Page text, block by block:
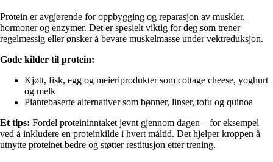
Protein er avgjørende for oppbygging og reparasjon av muskler,
hormoner og enzymer. Det er spesielt viktig for deg som trener
regelmessig eller ønsker å bevare muskelmasse under vektreduksjon.
Gode kilder til protein:
Kjøtt, fisk, egg og meieriprodukter som cottage cheese, yoghurt
og melk
Plantebaserte alternativer som bønner, linser, tofu og quinoa
Et tips: Fordel proteininntaket jevnt gjennom dagen – for eksempel
ved å inkludere en proteinkilde i hvert måltid. Det hjelper kroppen å
utnytte proteinet bedre og støtter restitusjon etter trening.